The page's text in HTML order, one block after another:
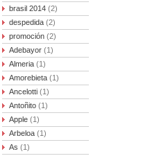
brasil 2014 (2)
despedida (2)
promoción (2)
Adebayor (1)
Almeria (1)
Amorebieta (1)
Ancelotti (1)
Antoñito (1)
Apple (1)
Arbeloa (1)
As (1)